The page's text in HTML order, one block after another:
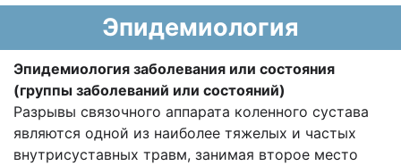
Эпидемиология
Эпидемиология заболевания или состояния
(группы заболеваний или состояний)
Разрывы связочного аппарата коленного сустава
являются одной из наиболее тяжелых и частых
внутрисуставных травм, занимая второе место